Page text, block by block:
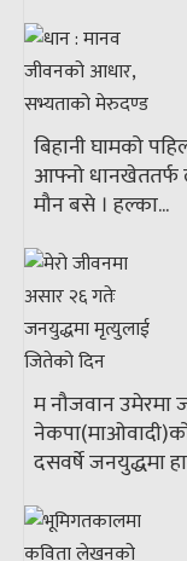
बिहानी घामको
आफ्नो धानखेततर्फ
मौन बसे । हल्का...
म नौजवान उमेरमा
दसवर्षे जनयुद्धमा